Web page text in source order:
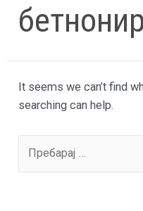
It seems we can’t find
searching can help.